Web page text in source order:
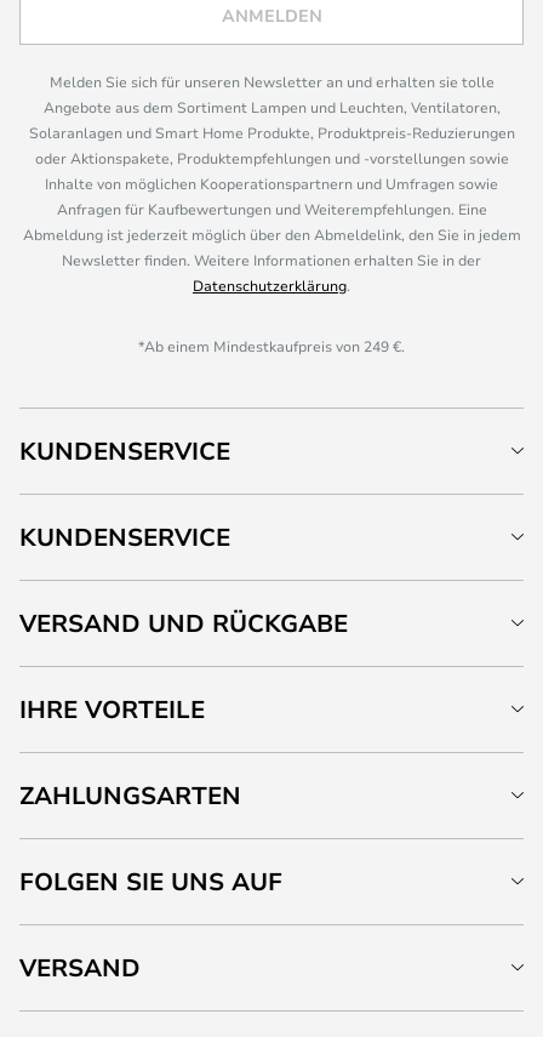
ANMELDEN
Melden Sie sich für unseren Newsletter an und erhalten sie tolle
Angebote aus dem Sortiment Lampen und Leuchten, Ventilatoren,
Solaranlagen und Smart Home Produkte, Produktpreis-Reduzierungen
oder Aktionspakete, Produktempfehlungen und -vorstellungen sowie
Inhalte von möglichen Kooperationspartnern und Umfragen sowie
Anfragen für Kaufbewertungen und Weiterempfehlungen. Eine
Abmeldung ist jederzeit möglich über den Abmeldelink, den Sie in jedem
Newsletter finden. Weitere Informationen erhalten Sie in der
Datenschutzerklärung.
*Ab einem Mindestkaufpreis von 249 €.
KUNDENSERVICE
KUNDENSERVICE
VERSAND UND RÜCKGABE
IHRE VORTEILE
ZAHLUNGSARTEN
FOLGEN SIE UNS AUF
VERSAND